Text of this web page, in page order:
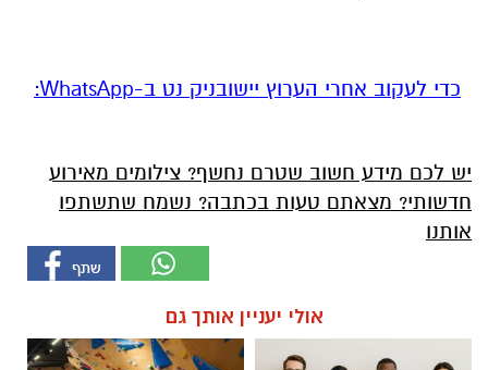
‏כדי לעקוב אחרי הערוץ יישובניק נט ב-WhatsApp:‏‏‏
יש לכם מידע חשוב שטרם נחשף? צילומים מאירוע
חדשותי? מצאתם טעות בכתבה? נשמח שתשתפו
אותנו
אולי יעניין אותך גם